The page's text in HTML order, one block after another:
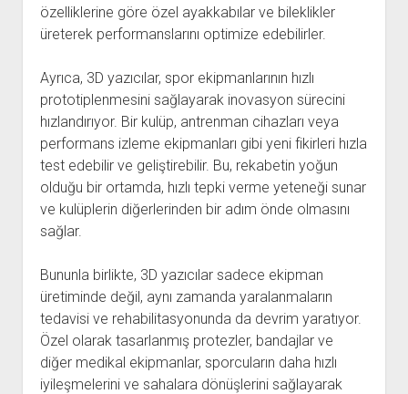
özelliklerine göre özel ayakkabılar ve bileklikler
üreterek performanslarını optimize edebilirler.
Ayrıca, 3D yazıcılar, spor ekipmanlarının hızlı
prototiplenmesini sağlayarak inovasyon sürecini
hızlandırıyor. Bir kulüp, antrenman cihazları veya
performans izleme ekipmanları gibi yeni fikirleri hızla
test edebilir ve geliştirebilir. Bu, rekabetin yoğun
olduğu bir ortamda, hızlı tepki verme yeteneği sunar
ve kulüplerin diğerlerinden bir adım önde olmasını
sağlar.
Bununla birlikte, 3D yazıcılar sadece ekipman
üretiminde değil, aynı zamanda yaralanmaların
tedavisi ve rehabilitasyonunda da devrim yaratıyor.
Özel olarak tasarlanmış protezler, bandajlar ve
diğer medikal ekipmanlar, sporcuların daha hızlı
iyileşmelerini ve sahalara dönüşlerini sağlayarak